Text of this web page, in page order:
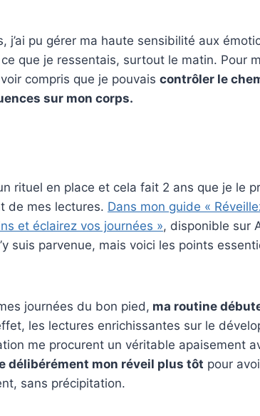
j’ai pu gérer ma haute sensibilité aux
que je ressentais, surtout le matin. Pour
compris que je pouvais contrôler le
sur mon corps.
rituel en place et cela fait 2 ans que je le
de mes lectures. Dans mon guide «
et éclairez vos journées », disponible sur
suis parvenue, mais voici les points
journées du bon pied, ma routine
les lectures enrichissantes sur le
me procurent un véritable apaisement
délibérément mon réveil plus tôt pour
sans précipitation.